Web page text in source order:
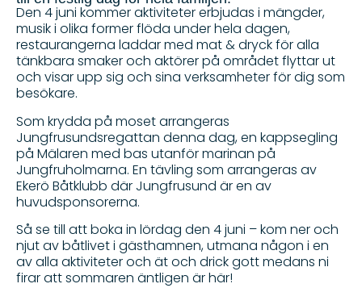
Den 4 juni kommer aktiviteter erbjudas i mängder,
musik i olika former flöda under hela dagen,
restaurangerna laddar med mat & dryck för alla
tänkbara smaker och aktörer på området flyttar ut
och visar upp sig och sina verksamheter för dig som
besökare.
Som krydda på moset arrangeras
Jungfrusundsregattan denna dag, en kappsegling
på Mälaren med bas utanför marinan på
Jungfruholmarna. En tävling som arrangeras av
Ekerö Båtklubb där Jungfrusund är en av
huvudsponsorerna.
Så se till att boka in lördag den 4 juni – kom ner och
njut av båtlivet i gästhamnen, utmana någon i en
av alla aktiviteter och ät och drick gott medans ni
firar att sommaren äntligen är här!